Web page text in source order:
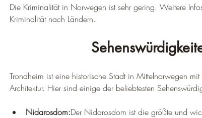
Die Kriminalität in Norwegen ist sehr gering. Weitere
Kriminalität nach Ländern.
Trondheim ist eine historische Stadt in Mittelnorwegen
Architektur. Hier sind einige der beliebtesten
Nidarosdom:Der Nidarosdom ist die größte und